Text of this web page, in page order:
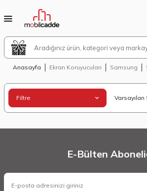
Anasayfa Ekran Koruyucuları Samsung
Filtre
E-Bülten